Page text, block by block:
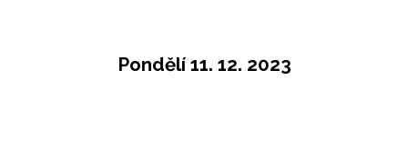
Pondělí 11. 12. 2023